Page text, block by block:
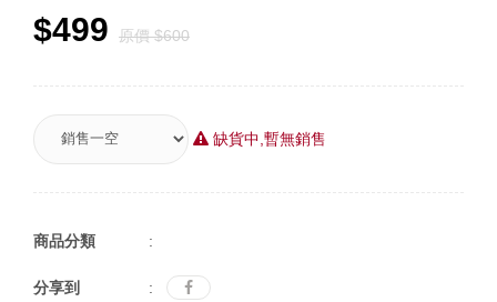
$499 原價 $600
缺貨中,暫無銷售
商品分類 :
分享到 :